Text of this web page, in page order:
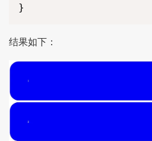
}
结果如下：